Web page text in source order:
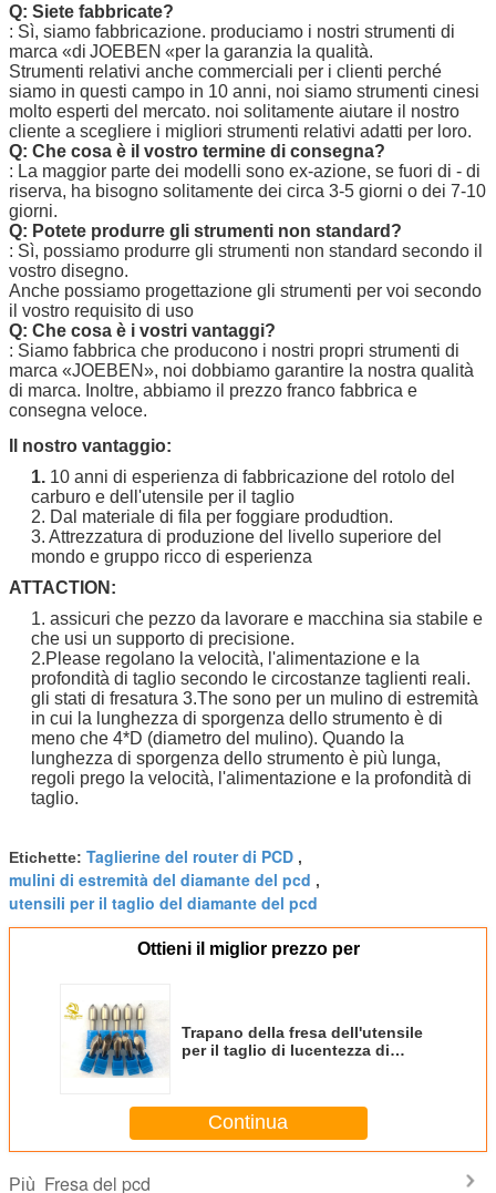
Q: Siete fabbricate?
: Sì, siamo fabbricazione. produciamo i nostri strumenti di
marca «di JOEBEN «per la garanzia la qualità.
Strumenti relativi anche commerciali per i clienti perché
siamo in questi campo in 10 anni, noi siamo strumenti cinesi
molto esperti del mercato. noi solitamente aiutare il nostro
cliente a scegliere i migliori strumenti relativi adatti per loro.
Q: Che cosa è il vostro termine di consegna?
: La maggior parte dei modelli sono ex-azione, se fuori di - di
riserva, ha bisogno solitamente dei circa 3-5 giorni o dei 7-10
giorni.
Q: Potete produrre gli strumenti non standard?
: Sì, possiamo produrre gli strumenti non standard secondo il
vostro disegno.
Anche possiamo progettazione gli strumenti per voi secondo
il vostro requisito di uso
Q: Che cosa è i vostri vantaggi?
: Siamo fabbrica che producono i nostri propri strumenti di
marca «JOEBEN», noi dobbiamo garantire la nostra qualità
di marca. Inoltre, abbiamo il prezzo franco fabbrica e
consegna veloce.
Il nostro vantaggio:
1. 10 anni di esperienza di fabbricazione del rotolo del
carburo e dell'utensile per il taglio
2. Dal materiale di fila per foggiare produdtion.
3. Attrezzatura di produzione del livello superiore del
mondo e gruppo ricco di esperienza
ATTACTION:
1. assicuri che pezzo da lavorare e macchina sia stabile e
che usi un supporto di precisione.
2.Please regolano la velocità, l'alimentazione e la
profondità di taglio secondo le circostanze taglienti reali.
gli stati di fresatura 3.The sono per un mulino di estremità
in cui la lunghezza di sporgenza dello strumento è di
meno che 4*D (diametro del mulino). Quando la
lunghezza di sporgenza dello strumento è più lunga,
regoli prego la velocità, l'alimentazione e la profondità di
taglio.
Etichette: Taglierine del router di PCD ,
mulini di estremità del diamante del pcd ,
utensili per il taglio del diamante del pcd
Ottieni il miglior prezzo per
Trapano della fresa dell'utensile
per il taglio di lucentezza di
alto PCD
Continua
Più Fresa del pcd